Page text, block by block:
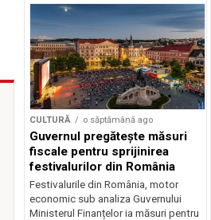
CULTURĂ o săptămână ago
Guvernul pregătește măsuri
fiscale pentru sprijinirea
festivalurilor din România
Festivalurile din România, motor
economic sub analiza Guvernului
Ministerul Finanțelor ia măsuri pentru